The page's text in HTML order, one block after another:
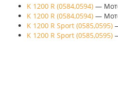
K 1200 R (0584,0594) —
K 1200 R (0584,0594) —
K 1200 R Sport (0585,0595)
K 1200 R Sport (0585,0595)